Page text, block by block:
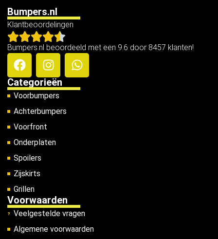
Bumpers.nl
Klantbeoordelingen
Bumpers.nl beoordeeld met een 9.6 door 8457 klanten!
Categorieën
Voorbumpers
Achterbumpers
Voorfront
Onderplaten
Spoilers
Zijskirts
Grillen
Voorwaarden
Veelgestelde vragen
Algemene voorwaarden